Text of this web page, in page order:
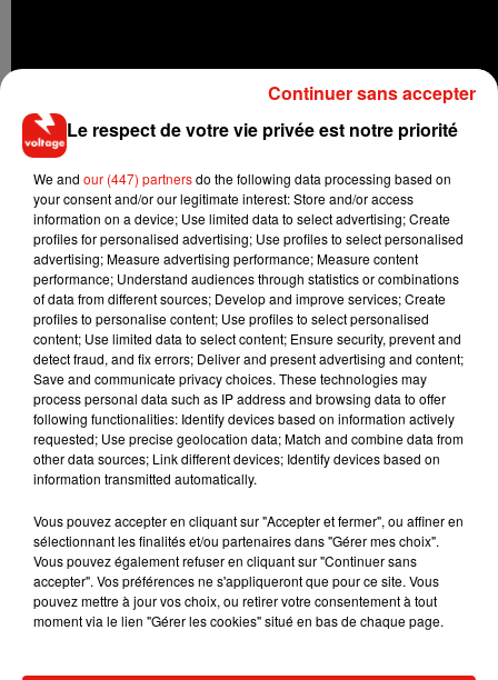
Musique
7 août 2026
RÜFÜS DU SOL annonce un nouvel
album après sa tournée mondiale
Angèle et Amélie Lens dévoilent leur
collaboration tant attendue
Le respect de votre vie privée est notre priorité
We and our (447) partnersdo the following data processing based on
your consent and/or our legitimate interest: Store and/or access
information on a device; Use limited data to select advertising; Create
profiles for personalised advertising; Use profiles to select personalised
advertising; Measure advertising performance; Measure content
performance; Understand audiences through statistics or combinations
of data from different sources; Develop and improve services; Create
profiles to personalise content; Use profiles to select personalised
content; Use limited data to select content; Ensure security, prevent and
detect fraud, and fix errors; Deliver and present advertising and content;
Save and communicate privacy choices. These technologies may
process personal data such as IP address and browsing data to offer
following functionalities: Identify devices based on information actively
requested; Use precise geolocation data; Match and combine data from
other data sources; Link different devices; Identify devices based on
information transmitted automatically.
Vous pouvez accepter en cliquant sur "Accepter et fermer", ou affiner en
sélectionnant les finalités et/ou partenaires dans "Gérer mes choix".
Vous pouvez également refuser en cliquant sur "Continuer sans
accepter". Vos préférences ne s'appliqueront que pour ce site. Vous
pouvez mettre à jour vos choix, ou retirer votre consentement à tout
moment via le lien "Gérer les cookies" situé en bas de chaque page.
Continuer sans accepter